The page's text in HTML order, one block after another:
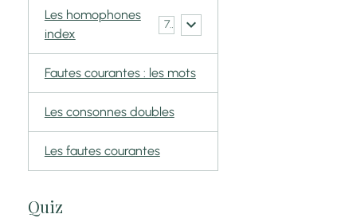
Les homophones
index
7
Fautes courantes : les mots
Les consonnes doubles
Les fautes courantes
Quiz